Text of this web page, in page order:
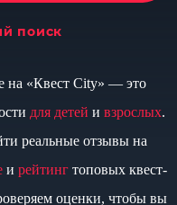
поиск
на «Квест City» — это
для детей и взрослых.
реальные отзывы на
и рейтингтоповых квест-
оценки, чтобы вы